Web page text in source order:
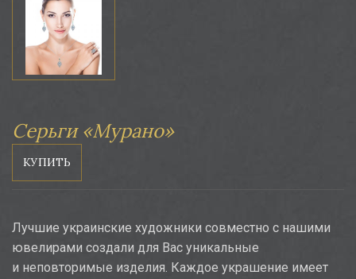
Серьги «Мурано»
КУПИТЬ
Лучшие украинские художники совместно с нашими
ювелирами создали для Вас уникальные
и неповторимые изделия. Каждое украшение имеет